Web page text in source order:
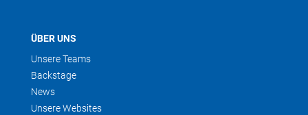
ÜBER UNS
Unsere Teams
Backstage
News
Unsere Websites